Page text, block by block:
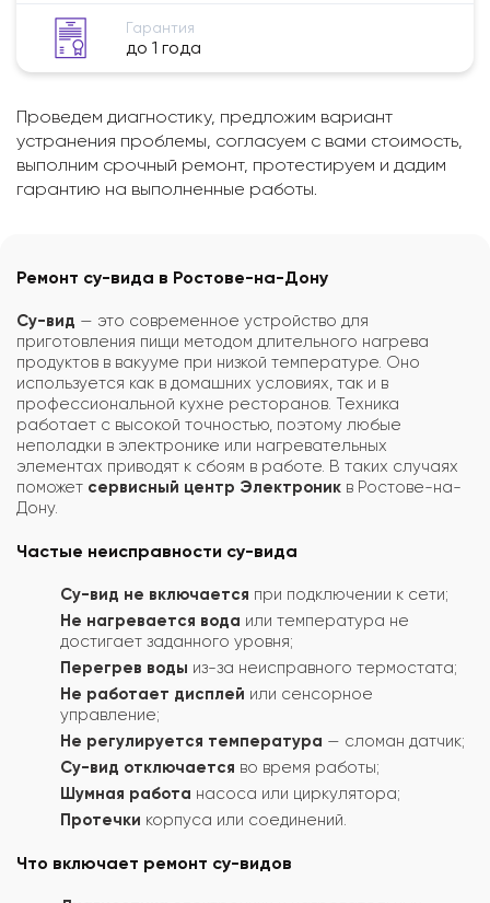
Гарантия
до 1 года
Проведем диагностику, предложим вариант
устранения проблемы, согласуем с вами стоимость,
выполним срочный ремонт, протестируем и дадим
гарантию на выполненные работы.
Ремонт су-вида в Ростове-на-Дону
Су-вид — это современное устройство для
приготовления пищи методом длительного нагрева
продуктов в вакууме при низкой температуре. Оно
используется как в домашних условиях, так и в
профессиональной кухне ресторанов. Техника
работает с высокой точностью, поэтому любые
неполадки в электронике или нагревательных
элементах приводят к сбоям в работе. В таких случаях
поможет сервисный центр Электроник в Ростове-на-
Дону.
Частые неисправности су-вида
Су-вид не включается при подключении к сети;
Не нагревается вода или температура не
достигает заданного уровня;
Перегрев воды из-за неисправного термостата;
Не работает дисплей или сенсорное
управление;
Не регулируется температура — сломан датчик;
Су-вид отключается во время работы;
Шумная работа насоса или циркулятора;
Протечки корпуса или соединений.
Что включает ремонт су-видов